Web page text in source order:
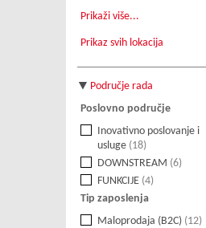
Prikaži više...
Prikaz svih lokacija
Područje rada
Poslovno područje
Inovativno poslovanje i
usluge (18)
DOWNSTREAM (6)
FUNKCIJE (4)
Tip zaposlenja
Maloprodaja (B2C) (12)